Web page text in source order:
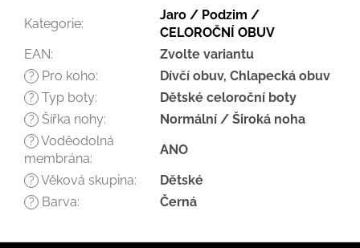
Kategorie:
Jaro / Podzim /
CELOROČNÍ OBUV
EAN: Zvolte variantu
? Pro koho: Dívčí obuv, Chlapecká obuv
? Typ boty: Dětské celoroční boty
? Šířka nohy: Normální / Široká noha
? Voděodolná
membrána:
ANO
? Věková skupina: Dětské
? Barva: Černá